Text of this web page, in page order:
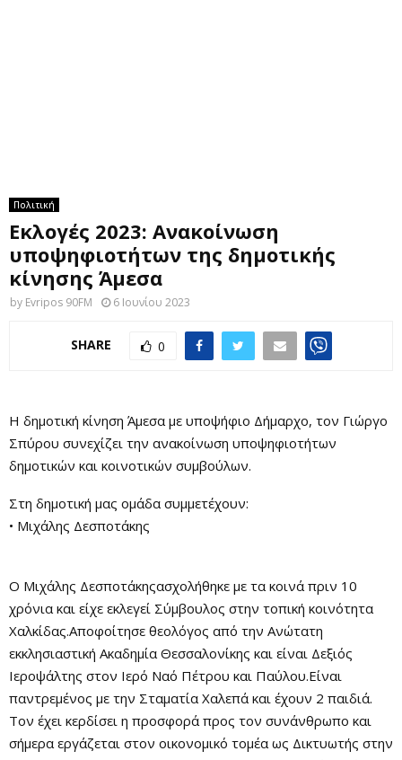
Πολιτική
Εκλογές 2023: Ανακοίνωση
υποψηφιοτήτων της δημοτικής
κίνησης Άμεσα
by Evripos 90FM 6 Ιουνίου 2023
SHARE 0
Η δημοτική κίνηση Άμεσα με υποψήφιο Δήμαρχο, τον Γιώργο
Σπύρου συνεχίζει την ανακοίνωση υποψηφιοτήτων
δημοτικών και κοινοτικών συμβούλων.
Στη δημοτική μας ομάδα συμμετέχουν:
• Μιχάλης Δεσποτάκης
Ο Μιχάλης Δεσποτάκηςασχολήθηκε με τα κοινά πριν 10
χρόνια και είχε εκλεγεί Σύμβουλος στην τοπική κοινότητα
Χαλκίδας.Αποφοίτησε θεολόγος από την Ανώτατη
εκκλησιαστική Ακαδημία Θεσσαλονίκης και είναι Δεξιός
Ιεροψάλτης στον Ιερό Ναό Πέτρου και Παύλου.Είναι
παντρεμένος με την Σταματία Χαλεπά και έχουν 2 παιδιά.
Τον έχει κερδίσει η προσφορά προς τον συνάνθρωπο και
σήμερα εργάζεται στον οικονομικό τομέα ως Δικτυωτής στην